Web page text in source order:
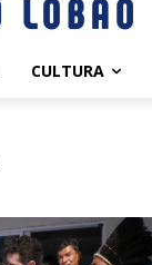
CULTURA